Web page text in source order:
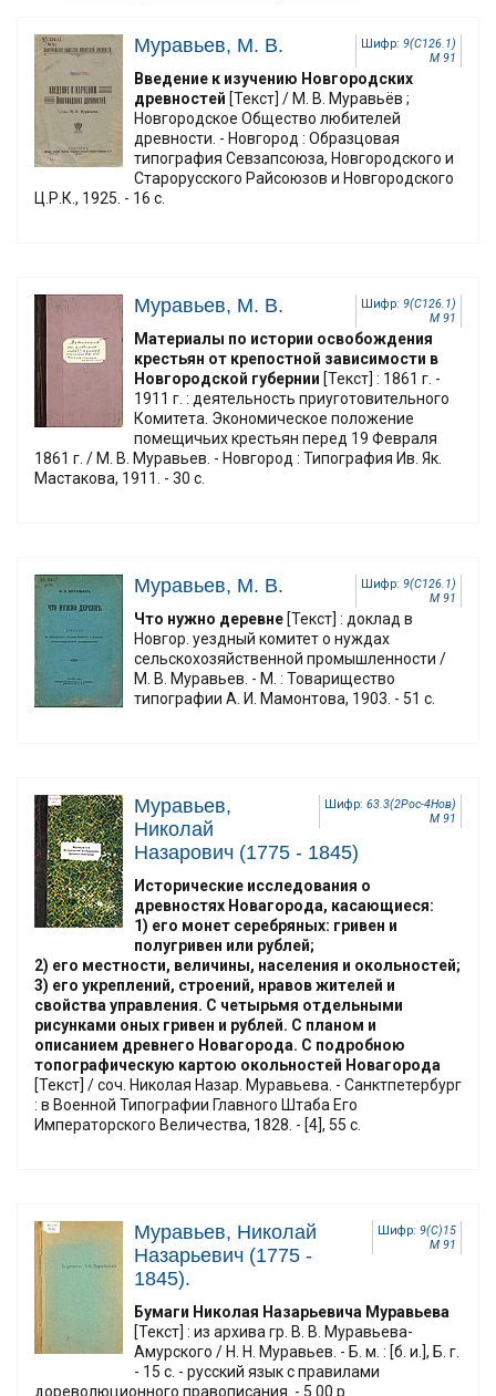
Шифр: 9(С126.1)
М 91
Муравьев, М. В.
Введение к изучению Новгородских
древностей [Текст] / М. В. Муравьёв ;
Новгородское Общество любителей
древности. - Новгород : Образцовая
типография Севзапсоюза, Новгородского и
Старорусского Райсоюзов и Новгородского
Ц.Р.К., 1925. - 16 с.
Шифр: 9(С126.1)
М 91
Муравьев, М. В.
Материалы по истории освобождения
крестьян от крепостной зависимости в
Новгородской губернии [Текст] : 1861 г. -
1911 г. : деятельность приуготовительного
Комитета. Экономическое положение
помещичьих крестьян перед 19 Февраля
1861 г. / М. В. Муравьев. - Новгород : Типография Ив. Як.
Мастакова, 1911. - 30 с.
Шифр: 9(С126.1)
М 91
Муравьев, М. В.
Что нужно деревне [Текст] : доклад в
Новгор. уездный комитет о нуждах
сельскохозяйственной промышленности /
М. В. Муравьев. - М. : Товарищество
типографии А. И. Мамонтова, 1903. - 51 с.
Шифр: 63.3(2Рос-4Нов)
М 91
Муравьев,
Николай
Назарович (1775 - 1845)
Исторические исследования о
древностях Новагорода, касающиеся:
1) его монет серебряных: гривен и
полугривен или рублей;
2) его местности, величины, населения и окольностей;
3) его укреплений, строений, нравов жителей и
свойства управления. С четырьмя отдельными
рисунками оных гривен и рублей. С планом и
описанием древнего Новагорода. С подробною
топографическую картою окольностей Новагорода
[Текст] / соч. Николая Назар. Муравьева. - Санктпетербург
: в Военной Типографии Главного Штаба Его
Императорского Величества, 1828. - [4], 55 с.
Шифр: 9(С)15
М 91
Муравьев, Николай
Назарьевич (1775 -
1845).
Бумаги Николая Назарьевича Муравьева
[Текст] : из архива гр. В. В. Муравьева-
Амурского / Н. Н. Муравьев. - Б. м. : [б. и.], Б. г.
- 15 с. - русский язык с правилами
дореволюционного правописания. - 5.00 р.